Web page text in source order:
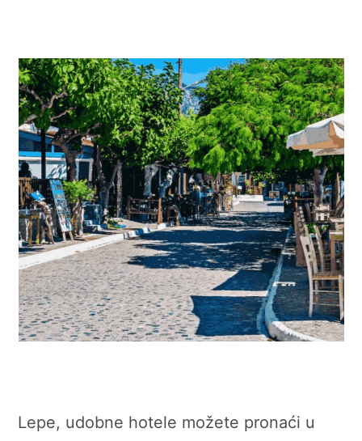
Lepe, udobne hotele možete pronaći u